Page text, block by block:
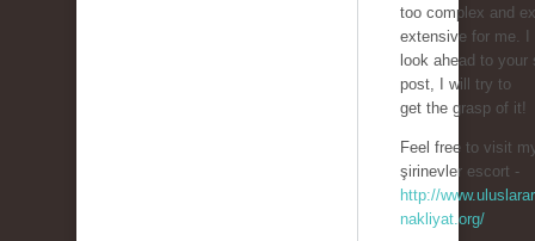
too complex and
extensive for me. I
look ahead to your
post, I will try to
get the grasp of it!
Feel free to visit
şirinevler escort -
http://
nakliyat.org/